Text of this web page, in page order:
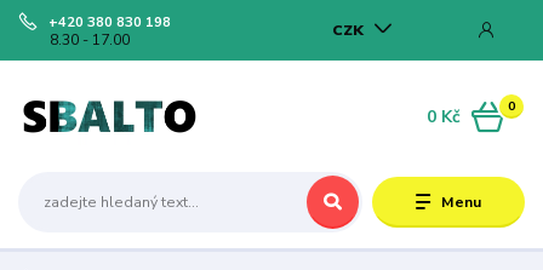
Menu
CZK
+420 380 830 198
8.30 - 17.00
0
0 Kč